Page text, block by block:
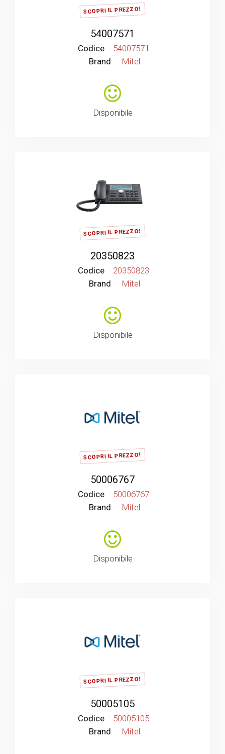
SCOPRI IL PREZZO!
54007571
Codice
54007571
Brand
Mitel
Disponibile
SCOPRI IL PREZZO!
20350823
Codice
20350823
Brand
Mitel
Disponibile
SCOPRI IL PREZZO!
50006767
Codice
50006767
Brand
Mitel
Disponibile
SCOPRI IL PREZZO!
50005105
Codice
50005105
Brand
Mitel